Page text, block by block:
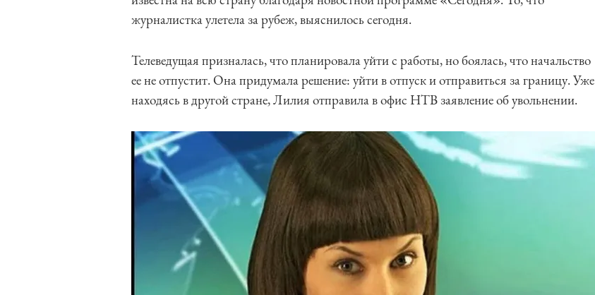
журналистка улетела за рубеж, выяснилось сегодня.
Телеведущая призналась, что планировала уйти с работы, но боялась, что начальство
ее не отпустит. Она придумала решение: уйти в отпуск и отправиться за границу. Уже
находясь в другой стране, Лилия отправила в офис НТВ заявление об увольнении.